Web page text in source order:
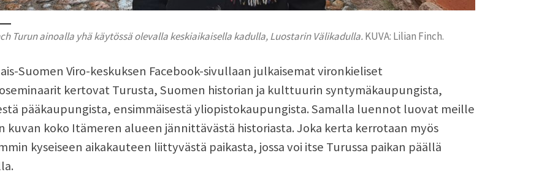
Turun ainoalla yhä käytössä olevalla keskiaikaisella kadulla, Luostarin Välikadulla.KUVA: Lilian Finch.
Suomen Viro-keskuksen Facebook-sivullaan julkaisemat vironkieliset
kertovat Turusta, Suomen historian ja kulttuurin syntymäkaupungista,
pääkaupungista, ensimmäisestä yliopistokaupungista. Samalla luennot luovat meille
kuvan koko Itämeren alueen jännittävästä historiasta. Joka kerta kerrotaan myös
kyseiseen aikakauteen liittyvästä paikasta, jossa voi itse Turussa paikan päällä